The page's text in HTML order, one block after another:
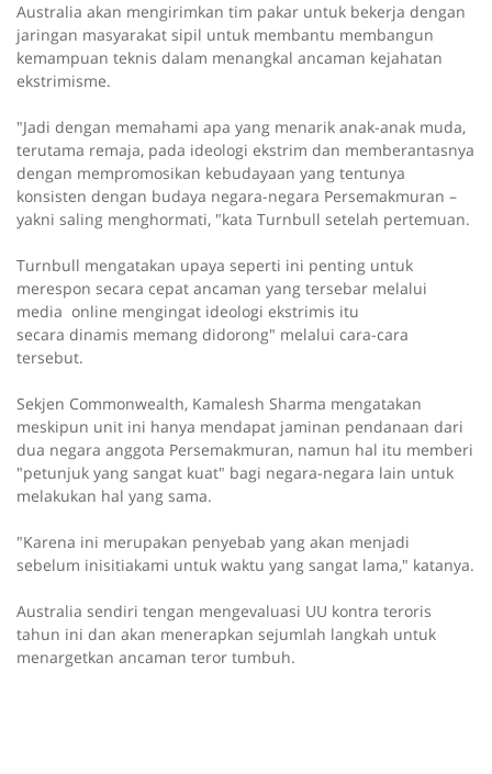
Australia akan mengirimkan tim pakar untuk bekerja dengan
jaringan masyarakat sipil untuk membantu membangun
kemampuan teknis dalam menangkal ancaman kejahatan
ekstrimisme.
"Jadi dengan memahami apa yang menarik anak-anak muda,
terutama remaja, pada ideologi ekstrim dan memberantasnya
dengan mempromosikan kebudayaan yang tentunya
konsisten dengan budaya negara-negara Persemakmuran –
yakni saling menghormati, "kata Turnbull setelah pertemuan.
Turnbull mengatakan upaya seperti ini penting untuk
merespon secara cepat ancaman yang tersebar melalui
media online mengingat ideologi ekstrimis itu
secara dinamis memang didorong" melalui cara-cara
tersebut.
Sekjen Commonwealth, Kamalesh Sharma mengatakan
meskipun unit ini hanya mendapat jaminan pendanaan dari
dua negara anggota Persemakmuran, namun hal itu memberi
"petunjuk yang sangat kuat" bagi negara-negara lain untuk
melakukan hal yang sama.
"Karena ini merupakan penyebab yang akan menjadi
sebelum inisitiakami untuk waktu yang sangat lama," katanya.
Australia sendiri tengan mengevaluasi UU kontra teroris
tahun ini dan akan menerapkan sejumlah langkah untuk
menargetkan ancaman teror tumbuh.